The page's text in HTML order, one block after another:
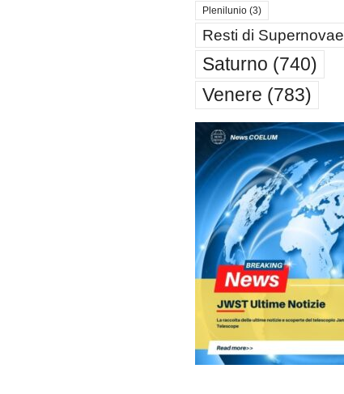
Plenilunio(3)
Resti di Supernovae
Saturno (740)
Venere (783)